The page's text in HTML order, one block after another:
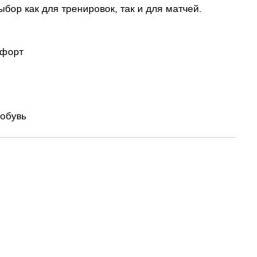
как для тренировок, так и для матчей.